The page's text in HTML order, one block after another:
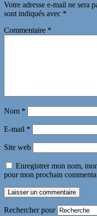
Votre adresse e-mail ne sera
sont indiqués avec *
Commentaire *
Nom *
E-mail *
Site web
Enregistrer mon nom,
pour mon prochain
Rechercher pour